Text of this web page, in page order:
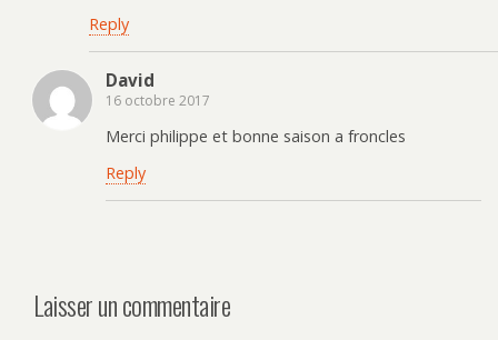
Reply
David
16 octobre 2017
Merci philippe et bonne saison a froncles
Reply
Laisser un commentaire